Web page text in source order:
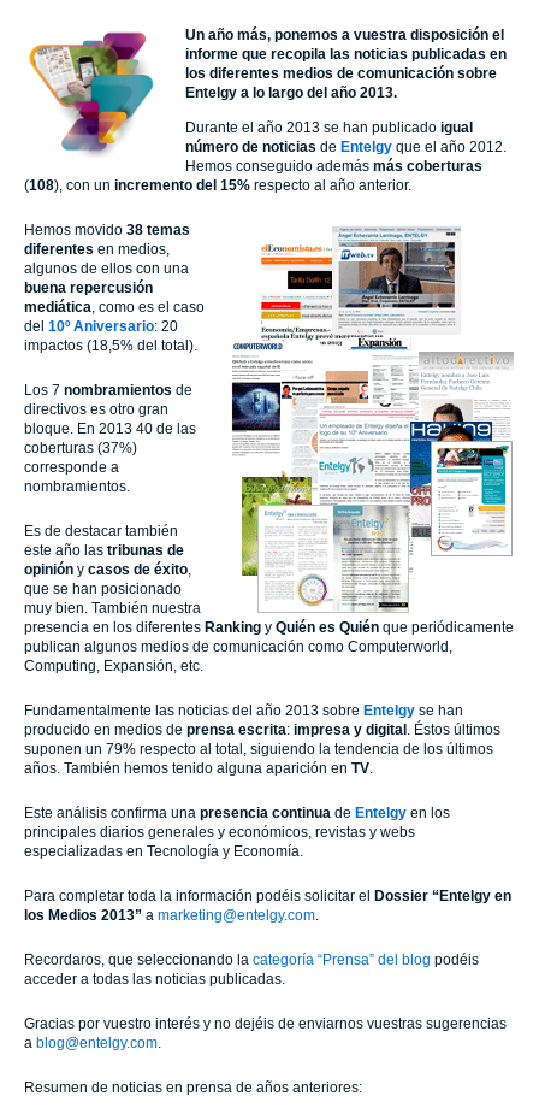
Un año más, ponemos a vuestra disposición el
informe que recopila las noticias publicadas en
los diferentes medios de comunicación sobre
Entelgy a lo largo del año 2013.
Durante el año 2013 se han publicado igual
número de noticias de Entelgy que el año 2012.
Hemos conseguido además más coberturas
(108), con un incremento del 15% respecto al año anterior.
Hemos movido 38 temas
diferentes en medios,
algunos de ellos con una
buena repercusión
mediática, como es el caso
del 10º Aniversario: 20
impactos (18,5% del total).
Los 7 nombramientos de
directivos es otro gran
bloque. En 2013 40 de las
coberturas (37%)
corresponde a
nombramientos.
Es de destacar también
este año las tribunas de
opinión y casos de éxito,
que se han posicionado
muy bien. También nuestra
presencia en los diferentes Ranking y Quién es Quién que periódicamente
publican algunos medios de comunicación como Computerworld,
Computing, Expansión, etc.
Fundamentalmente las noticias del año 2013 sobre Entelgy se han
producido en medios de prensa escrita: impresa y digital . Éstos últimos
suponen un 79% respecto al total, siguiendo la tendencia de los últimos
años. También hemos tenido alguna aparición en TV.
Este análisis confirma una presencia continua de Entelgy en los
principales diarios generales y económicos, revistas y webs
especializadas en Tecnología y Economía.
Para completar toda la información podéis solicitar el
Dossier “Entelgy en
los Medios 2013” a marketing@entelgy.com.
Recordaros, que seleccionando la categoría “Prensa” del blog podéis
acceder a todas las noticias publicadas.
Gracias por vuestro interés y no dejéis de enviarnos vuestras sugerencias
a blog@entelgy.com.
Resumen de noticias en prensa de años anteriores: